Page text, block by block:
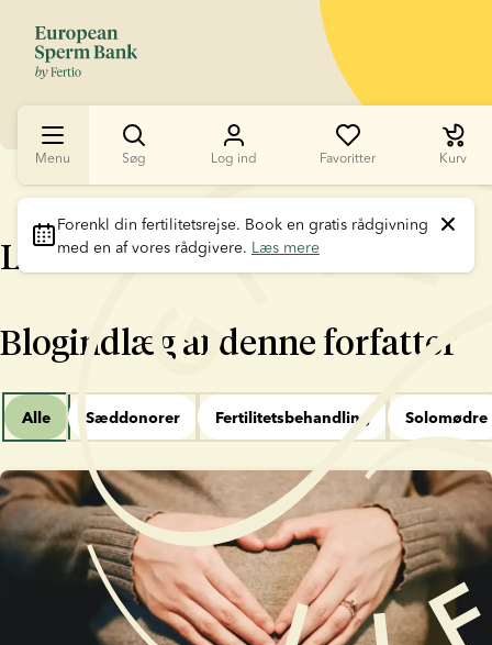
Menu Søg Log ind Favoritter Kurv
Forenkl din fertilitetsrejse. Book en gratis rådgivning
med en af vores rådgivere. Læs mere
Lotte Sørensen
Blogindlæg af denne forfatter
Alle Sæddonorer Fertilitetsbehandling Solomødre